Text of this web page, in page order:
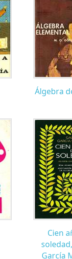
Álgebra
Cien
García